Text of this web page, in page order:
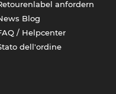
anfordern
Blog
/ Helpcenter
dell'ordine